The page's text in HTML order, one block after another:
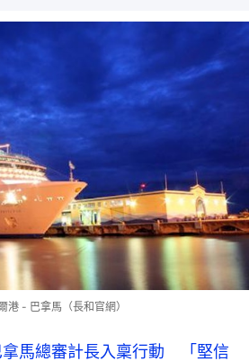
港 - 巴拿馬（長和官網）
拿馬總審計長入稟行動 「堅信